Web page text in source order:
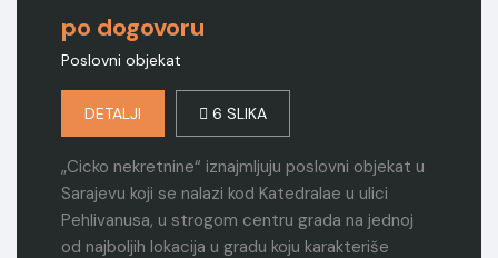
po dogovoru
Poslovni objekat
DETALJI 6 SLIKA
„Cicko nekretnine“ iznajmljuju poslovni objekat u
Sarajevu koji se nalazi kod Katedralae u ulici
Pehlivanusa, u strogom centru grada na jednoj
od najboljih lokacija u gradu koju karakteriše